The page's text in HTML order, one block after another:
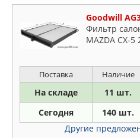
Goodwill
Фильтр
MAZDA CX-5
Поставка Наличие
На складе 11 шт.
Сегодня 140 шт.
Другие